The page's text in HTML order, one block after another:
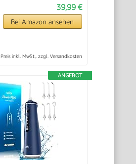
39,99 €
Bei Amazon ansehen
Preis inkl. MwSt., zzgl. Versandkosten
ANGEBOT